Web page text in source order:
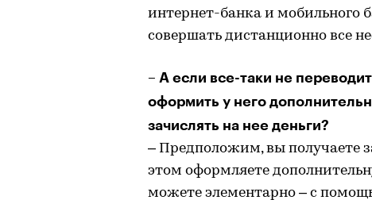
интернет-банка и мобильного
совершать дистанционно все
– А если все-таки не
оформить у него
зачислять на нее деньги?
– Предположим, вы получаете
этом оформляете
можете элементарно – с